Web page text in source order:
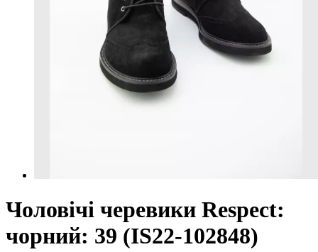
Чоловічі черевики Respect:
чорний: 39 (IS22-102848)